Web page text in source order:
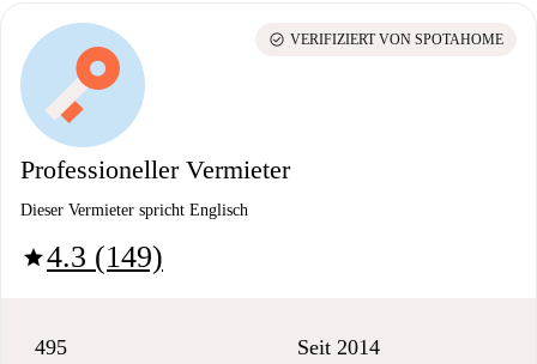
Professioneller Vermieter
Dieser Vermieter spricht Englisch
star4.3 (149)
check_circle VERIFIZIERT VON SPOTAHOME
495 Seit 2014